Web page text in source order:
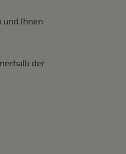
und Ihnen
der